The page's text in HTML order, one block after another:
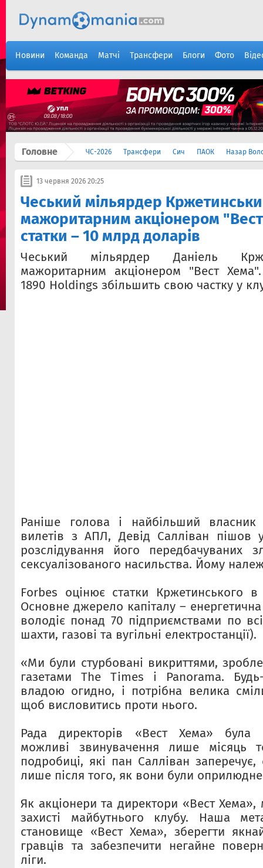
Новини Команда Матчі Трансфери Блоги Фото
Головне ЧС-2026 Трансфери Сич ПАОК Назар
13 червня 2026 20:25
Чеський мільярдер
мажоритарним акціонером
статки – 10 млрд доларів
Чеський мільярдер Даніель
мажоритарним акціонером "Вест
1890 Holdings збільшить свою частку у
Раніше голова і найбільший
вилетів з АПЛ, Девід Салліван пішов
розслідування його передбачуваних
сексуалізованого насильства. Йому
Forbes оцінює статки Кржетинського
Основне джерело капіталу –
володіє понад 70 підприємствами по
шахти, газові та вугільні електростанції).
«Ми були стурбовані викриттями,
газетами The Times і Panorama.
владою огидно, і потрібна велика
щоб висловитись проти нього.
Рада директорів «Вест Хема» була
можливі звинувачення лише місяць
подробиці, які пан Салліван
лише після того, як вони були
Як акціонери та директори «Вест
захисті майбутнього клубу. Наша
становище «Вест Хема», зберегти
гравців та забезпечити негайне
ліги.